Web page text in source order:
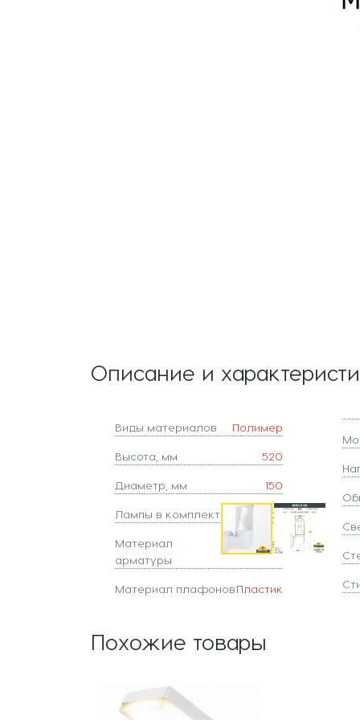
Описание и
Виды материалов Полимер
Высота, мм 520
Диаметр, мм 150
Лампы в комплекте да
Материал
арматуры
Полимер
Материал плафоновПластик
Похожие товары